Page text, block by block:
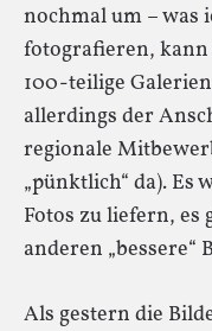
nochmal um – was
fotografieren,
100-teilige
allerdings der
regionale
„pünktlich“ da).
Fotos zu liefern, es
anderen „bessere“
Als gestern die